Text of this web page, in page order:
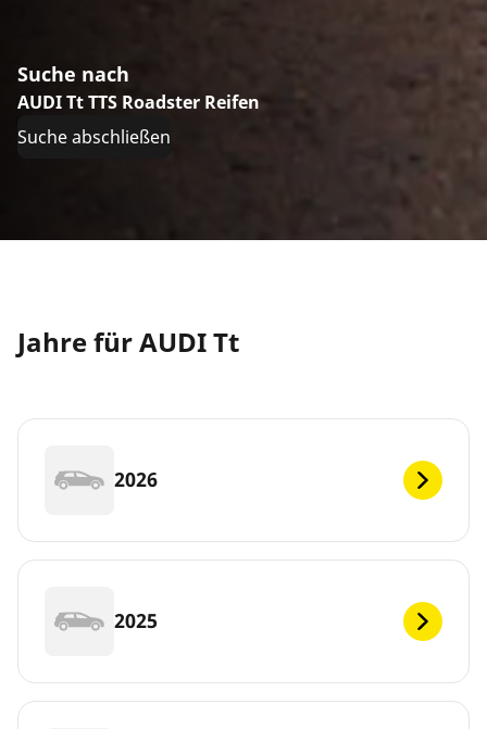
Suche nach
AUDI Tt TTS Roadster Reifen
Suche abschließen
Jahre für AUDI Tt
2026
2025